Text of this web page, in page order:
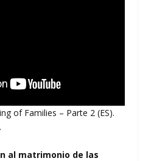
of Families – Parte 2 (ES).
al matrimonio de las